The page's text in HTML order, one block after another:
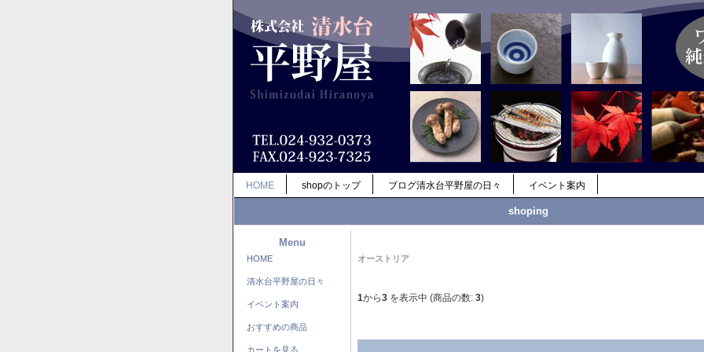
HOME shopのトップ ブログ清水台平野屋の日々 イベント案内
shoping
Menu
HOME
清水台平野屋の日々
イベント案内
おすすめの商品
カートを見る
オーストリア
1から3 を表示中 (商品の数: 3)